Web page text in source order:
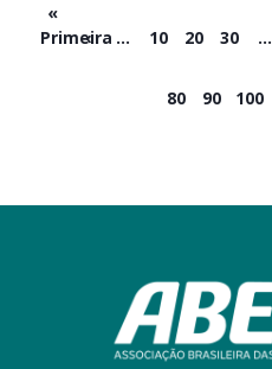
«
Primeira
‹ ... 10 20 30 ...
80 90 100